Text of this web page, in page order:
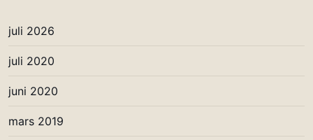
juli 2026
juli 2020
juni 2020
mars 2019